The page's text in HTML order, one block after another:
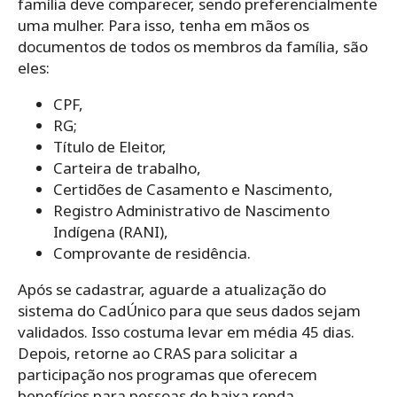
família deve comparecer, sendo preferencialmente
uma mulher. Para isso, tenha em mãos os
documentos de todos os membros da família, são
eles:
CPF,
RG;
Título de Eleitor,
Carteira de trabalho,
Certidões de Casamento e Nascimento,
Registro Administrativo de Nascimento
Indígena (RANI),
Comprovante de residência.
Após se cadastrar, aguarde a atualização do
sistema do CadÚnico para que seus dados sejam
validados. Isso costuma levar em média 45 dias.
Depois, retorne ao CRAS para solicitar a
participação nos programas que oferecem